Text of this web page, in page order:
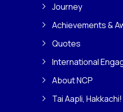
Journey
Achievements &
Quotes
International
About NCP
Tai Aapli, Hakkachi!